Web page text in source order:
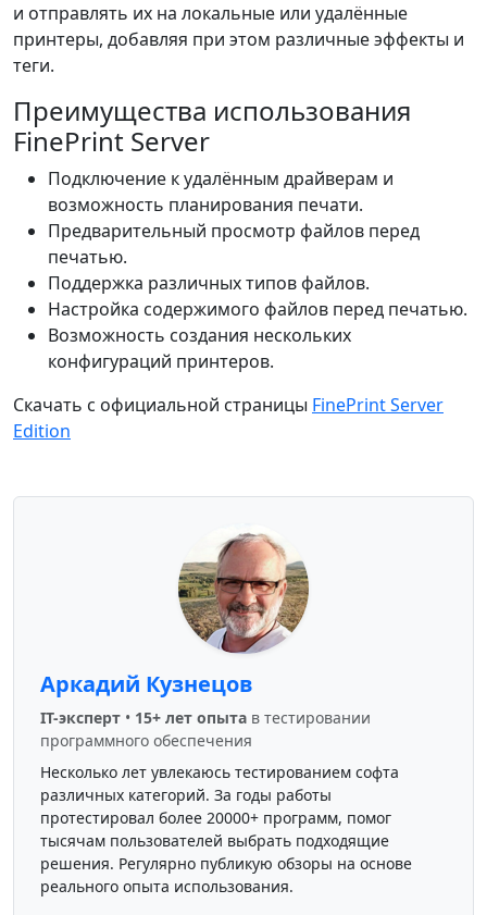
и отправлять их на локальные или удалённые
принтеры, добавляя при этом различные эффекты и
теги.
Преимущества использования
FinePrint Server
Подключение к удалённым драйверам и
возможность планирования печати.
Предварительный просмотр файлов перед
печатью.
Поддержка различных типов файлов.
Настройка содержимого файлов перед печатью.
Возможность создания нескольких
конфигураций принтеров.
Скачать с официальной страницы FinePrint Server
Edition
Аркадий Кузнецов
IT-эксперт • 15+ лет опыта в тестировании
программного обеспечения
Несколько лет увлекаюсь тестированием софта
различных категорий. За годы работы
протестировал более 20000+ программ, помог
тысячам пользователей выбрать подходящие
решения. Регулярно публикую обзоры на основе
реального опыта использования.